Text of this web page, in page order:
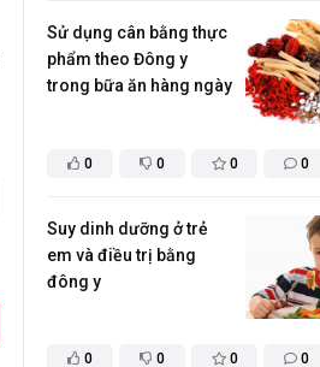
0 0 0 0
​Sử dụng cân bằng thực
phẩm theo Đông y
trong bữa ăn hàng ngày
0 0 0 0
Suy dinh dưỡng ở trẻ
em và điều trị bằng
đông y